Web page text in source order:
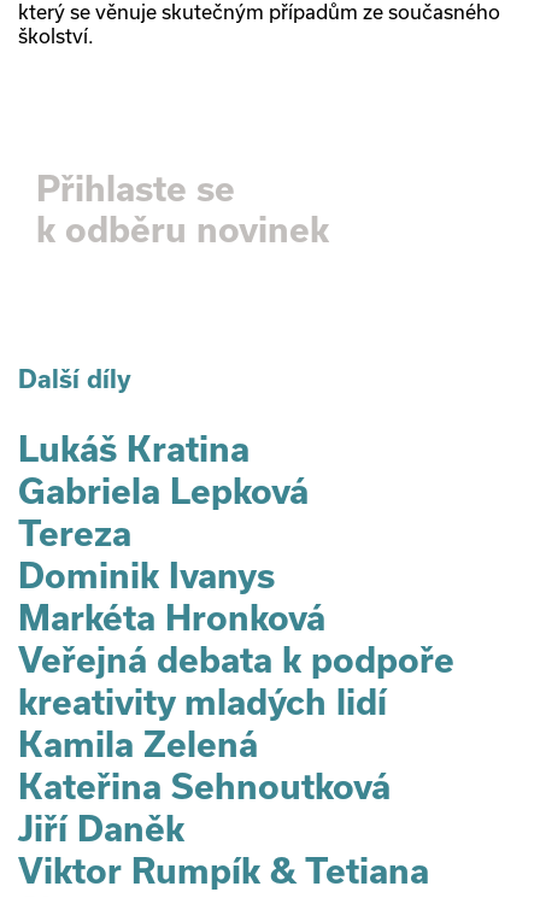
který se věnuje skutečným případům ze současného
školství.
Přihlaste se
k odběru novinek
Další díly
Lukáš Kratina
Gabriela Lepková
Tereza
Dominik Ivanys
Markéta Hronková
Veřejná debata k podpoře
kreativity mladých lidí
Kamila Zelená
Kateřina Sehnoutková
Jiří Daněk
Viktor Rumpík & Tetiana